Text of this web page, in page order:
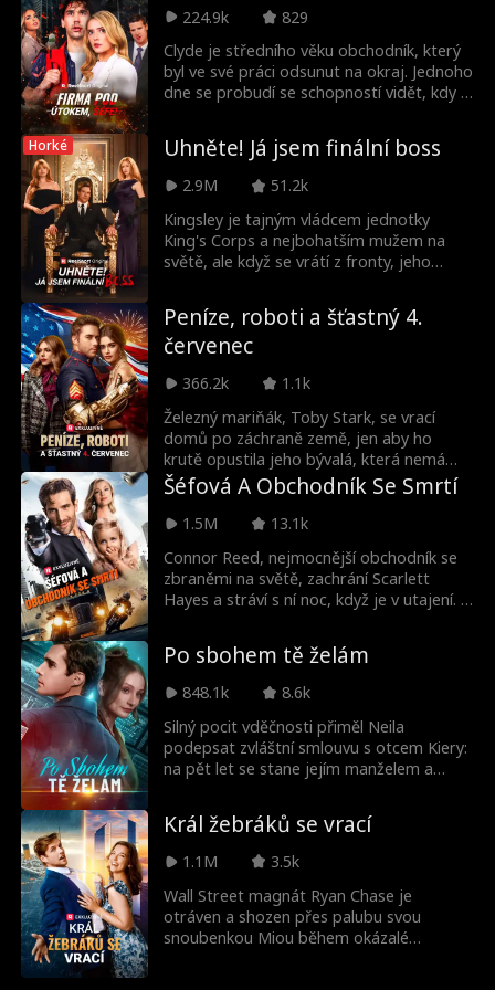
skutečnosti je. Teprve poté se Cassius
rozhodne vzít si zpět vše, co jí kdysi dal.
před různými hrozbami. Nespravedlivě
označován za zběha a zlatokopa, Ethan
nakonec odhalí svou pravou identitu jako
vůdce tajné spravedlnostní skupiny
'GUARDIAN FORCE.' Skrývá svou identitu,
manželem a otcem.
224.9k
829
Clyde je středního věku obchodník, který
byl ve své práci odsunut na okraj. Jednoho
dne se probudí se schopností vidět, kdy a
lidí před smrtí, ale nikdo mu nevěří. O pár
dní později mu jeho schopnost řekne, že v
jeho firmě dojde k výbuchu, který zabije
všechny v budově. Aby všechny zachránil,
musí zjistit, kdo bombu nastražil, a
zastavit ho.
Horké Uhněte! Já jsem finální boss
2.9M
51.2k
Kingsley je tajným vládcem jednotky
King's Corps a nejbohatším mužem na
světě, ale když se vrátí z fronty, jeho
protože si myslí, že je nikdo. Jak ji přiměje
litovat?
Peníze, roboti a šťastný 4.
červenec
366.2k
1.1k
Železný mariňák, Toby Stark, se vrací
domů po záchraně země, jen aby ho
krutě opustila jeho bývalá, která nemá
tušení, že je nejbohatším chlapem na
světě! Jak jí Tobias vrátí úder?
Šéfová A Obchodník Se Smrtí
1.5M
13.1k
Connor Reed, nejmocnější obchodník se
zbraněmi na světě, zachrání Scarlett
Hayes a stráví s ní noc, když je v utajení. O
teď musí oba udržet v bezpečí... aniž by
odhalil svou pravou identitu.
Po sbohem tě želám
848.1k
8.6k
Silný pocit vděčnosti přiměl Neila
podepsat zvláštní smlouvu s otcem Kiery:
na pět let se stane jejím manželem a
rozchodu s prvním milencem Simonem.
Během tohoto manželství byl Neil ke
Kieře pozorný a starostlivý, ale ona v něm
stále viděla pouze Simonův stín. Když
smlouva vypršela, Neil pochopil, že
Kierino srdce navždy patří jinému, a
rozhodl se pro rozvod. Až tehdy se v
Král žebráků se vrací
1.1M
3.5k
Wall Street magnát Ryan Chase je
otráven a shozen přes palubu svou
snoubenkou Miou během okázalé